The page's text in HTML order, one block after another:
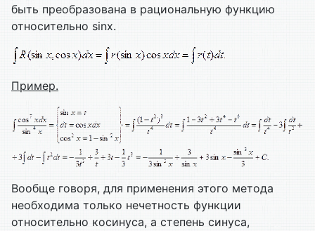
быть преобразована в рациональную функцию
относительно sinx.
Пример.
Вообще говоря, для применения этого метода
необходима только нечетность функции
относительно косинуса, а степень синуса,